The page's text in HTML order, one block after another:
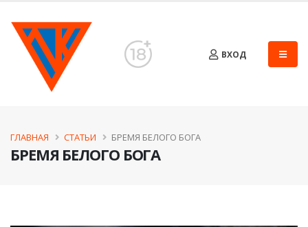
ВХОД
БРЕМЯ БЕЛОГО БОГА
ГЛАВНАЯ СТАТЬИ БРЕМЯ БЕЛОГО БОГА